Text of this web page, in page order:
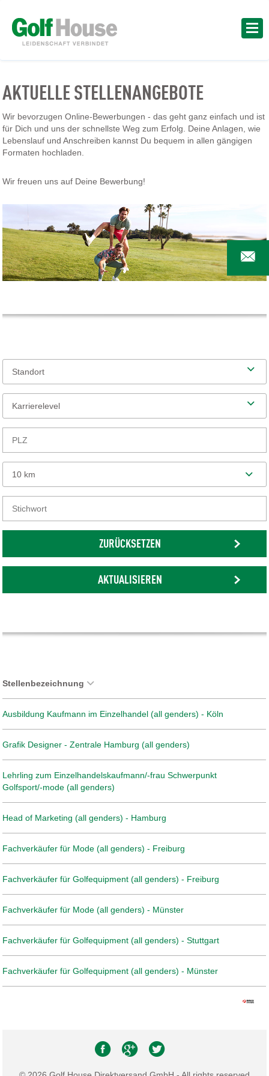
AKTUELLE STELLENANGEBOTE
Wir bevorzugen Online-Bewerbungen - das geht ganz einfach und ist
für Dich und uns der schnellste Weg zum Erfolg. Deine Anlagen, wie
Lebenslauf und Anschreiben kannst Du bequem in allen gängigen
Formaten hochladen.
Wir freuen uns auf Deine Bewerbung!
Standort
Karrierelevel
10 km
ZURÜCKSETZEN
AKTUALISIEREN
Stellenbezeichnung
Ausbildung Kaufmann im Einzelhandel (all genders) - Köln
Grafik Designer - Zentrale Hamburg (all genders)
Lehrling zum Einzelhandelskaufmann/-frau Schwerpunkt
Golfsport/-mode (all genders)
Head of Marketing (all genders) - Hamburg
Fachverkäufer für Mode (all genders) - Freiburg
Fachverkäufer für Golfequipment (all genders) - Freiburg
Fachverkäufer für Mode (all genders) - Münster
Fachverkäufer für Golfequipment (all genders) - Stuttgart
Fachverkäufer für Golfequipment (all genders) - Münster